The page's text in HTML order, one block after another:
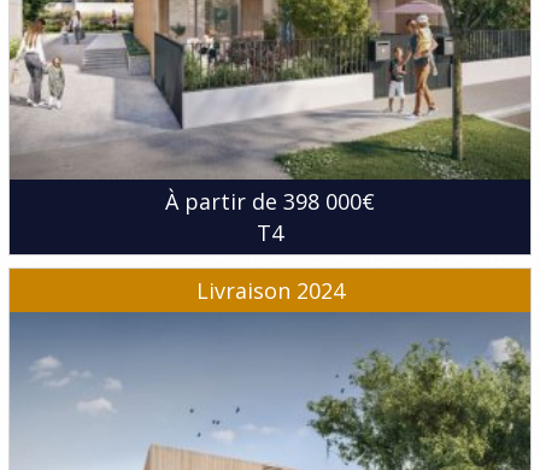
À partir de 398 000€
T4
Livraison 2024